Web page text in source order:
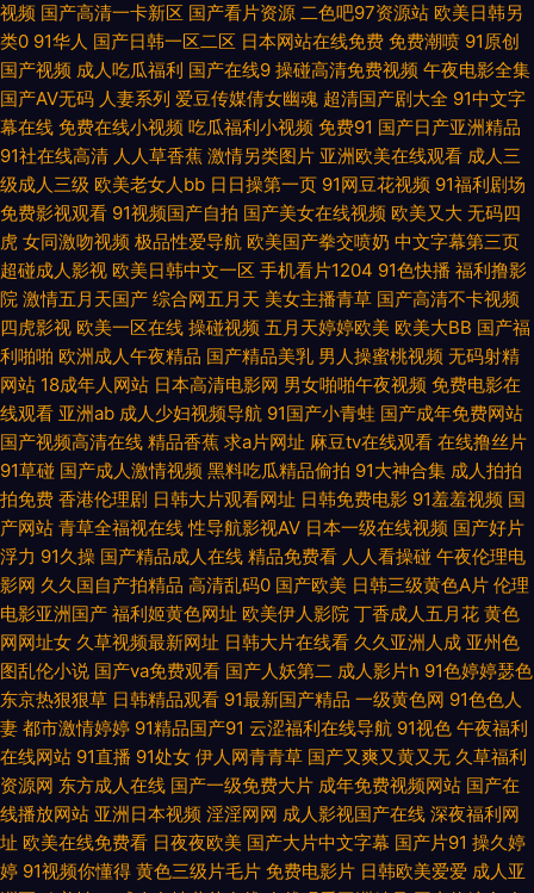
AV 91丝袜网站 乱伦大AV线 神马午夜影院 五月天视频婷 海角日逼 欧美aa在
线观看 WW成人网 精品传媒入口 91日韩丁香 91国产色情 日韩有玛免费 撸啊
撸av网站 激情网国产在线 91在线国内 www色的网站 超碰在线公开 亚瑟av
一区 91无码中出 午夜传媒 寻欲宫网址 欧美一二三观看 91热比 超碰大香蕉
怡红院 国产91视频在线 国产91白虎动漫 欧美日本va 91好图推荐 欧美美女
性交 97福利 亚洲电影院av 操逼久久www 伊人婷婷啪啪 欧美少妇第一页 欧
美色园综合 草草草.www 东方亚洲AV 91素人天堂搭讪系列合集 超碰CC 丁
香六月激情 伊人久久精品视频 美腿丝袜高跟后入 亚洲H片成人版 婷婷五月
天网址 变态另类欧美 中文字幕亚洲精品 欧洲www第五页 午夜精品福利社区
激情AV春色 欧美精品日韩人妻 99超碰碰 福利导91 成人AV动漫天堂网站 国
产人妖一区 97人人摸人人爽 97福利色 国产做受高潮五人 超碰天天干 天堂岛
麻豆传媒 韩日欧美好看剧 伊人久久资源网站 日韩精品一区二区三区电影明
步 欧美浮力影院 www.97视讯.com 超碰日本片 韩日群交片 亚洲丝袜91视频
亚洲精品国产电影成人 AV穴夫天堂影视 最新日韩成人AV网址 国产黄页 日本
αV在线视频 蜜桃视频免费版 超碰性爱人人 国产美女无套到高潮 av无码日韩
视频 国产高清一卡新区 国产看片资源 二色吧97资源站 欧美日韩另
类0 91华人 国产日韩一区二区 日本网站在线免费 免费潮喷 91原创
国产视频 成人吃瓜福利 国产在线9 操碰高清免费视频 午夜电影全集
国产AV无码 人妻系列 爱豆传媒倩女幽魂 超清国产剧大全 91中文字
幕在线 免费在线小视频 吃瓜福利小视频 免费91 国产日产亚洲精品
91社在线高清 人人草香蕉 激情另类图片 亚洲欧美在线观看 成人三
级成人三级 欧美老女人bb 日日操第一页 91网豆花视频 91福利剧场
免费影视观看 91视频国产自拍 国产美女在线视频 欧美又大 无码四
虎 女同激吻视频 极品性爱导航 欧美国产拳交喷奶 中文字幕第三页
超碰成人影视 欧美日韩中文一区 手机看片1204 91色快播 福利撸影
院 激情五月天国产 综合网五月天 美女主播青草 国产高清不卡视频
四虎影视 欧美一区在线 操碰视频 五月天婷婷欧美 欧美大BB 国产福
利啪啪 欧洲成人午夜精品 国产精品美乳 男人操蜜桃视频 无码射精
网站 18成年人网站 日本高清电影网 男女啪啪午夜视频 免费电影在
线观看 亚洲ab 成人少妇视频导航 91国产小青蛙 国产成年免费网站
国产视频高清在线 精品香蕉 求a片网址 麻豆tv在线观看 在线撸丝片
91草碰 国产成人激情视频 黑料吃瓜精品偷拍 91大神合集 成人拍拍
拍免费 香港伦理剧 日韩大片观看网址 日韩免费电影 91羞羞视频 国
产网站 青草全福视在线 性导航影视AV 日本一级在线视频 国产好片
浮力 91久操 国产精品成人在线 精品免费看 人人看操碰 午夜伦理电
影网 久久国自产拍精品 高清乱码0 国产欧美 日韩三级黄色A片 伦理
电影亚洲国产 福利姬黄色网址 欧美伊人影院 丁香成人五月花 黄色
网网址女 久草视频最新网址 日韩大片在线看 久久亚洲人成 亚州色
图乱伦小说 国产va免费观看 国产人妖第二 成人影片h 91色婷婷瑟色
东京热狠狠草 日韩精品观看 91最新国产精品 一级黄色网 91色色人
妻 都市激情婷婷 91精品国产91 云涩福利在线导航 91视色 午夜福利
在线网站 91直播 91处女 伊人网青青草 国产又爽又黄又无 久草福利
资源网 东方成人在线 国产一级免费大片 成年免费视频网站 国产在
线播放网站 亚洲日本视频 淫淫网网 成人影视国产在线 深夜福利网
址 欧美在线免费看 日夜夜欧美 国产大片中文字幕 国产片91 操久婷
婷 91视频你懂得 黄色三级片毛片 免费电影片 日韩欧美爱爱 成人亚